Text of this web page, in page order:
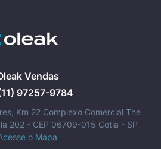
Vendas
97257-9784
Km 22 Complexo Comercial The
202 - CEP 06709-015 Cotia - SP
o Mapa